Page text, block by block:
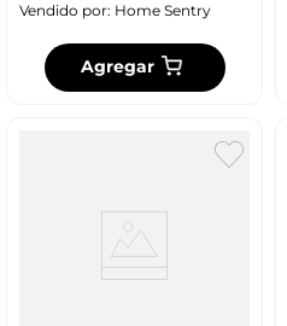
Vendido por: Home Sentry
Agregar